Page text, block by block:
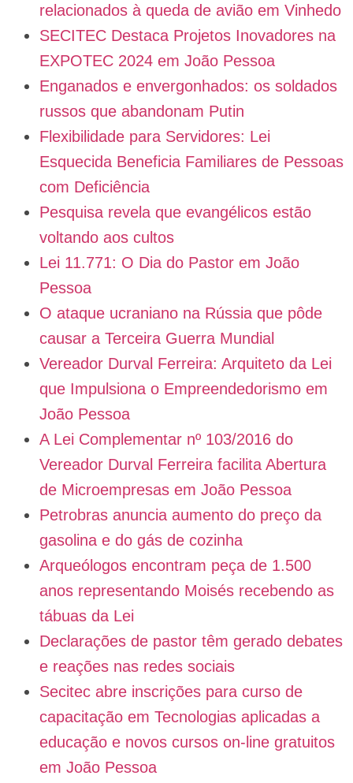
relacionados à queda de avião em Vinhedo
SECITEC Destaca Projetos Inovadores na
EXPOTEC 2024 em João Pessoa
Enganados e envergonhados: os soldados
russos que abandonam Putin
Flexibilidade para Servidores: Lei
Esquecida Beneficia Familiares de Pessoas
com Deficiência
Pesquisa revela que evangélicos estão
voltando aos cultos
Lei 11.771: O Dia do Pastor em João
Pessoa
O ataque ucraniano na Rússia que pôde
causar a Terceira Guerra Mundial
Vereador Durval Ferreira: Arquiteto da Lei
que Impulsiona o Empreendedorismo em
João Pessoa
A Lei Complementar nº 103/2016 do
Vereador Durval Ferreira facilita Abertura
de Microempresas em João Pessoa
Petrobras anuncia aumento do preço da
gasolina e do gás de cozinha
Arqueólogos encontram peça de 1.500
anos representando Moisés recebendo as
tábuas da Lei
Declarações de pastor têm gerado debates
e reações nas redes sociais
Secitec abre inscrições para curso de
capacitação em Tecnologias aplicadas a
educação e novos cursos on-line gratuitos
em João Pessoa